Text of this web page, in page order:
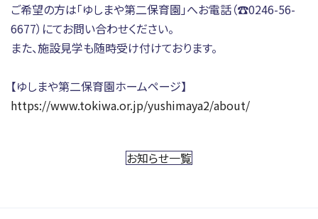
ご希望の方は「ゆしまや第二保育園」へお電話（☎0246-56-
6677）にてお問い合わせください。
また、施設見学も随時受け付けております。
【ゆしまや第二保育園ホームページ】
https://www.tokiwa.or.jp/yushimaya2/about/
お知らせ一覧